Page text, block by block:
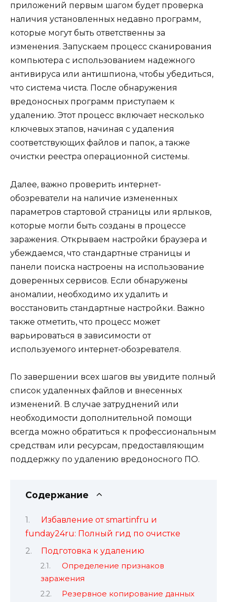
приложений первым шагом будет проверка
наличия установленных недавно программ,
которые могут быть ответственны за
изменения. Запускаем процесс сканирования
компьютера с использованием надежного
антивируса или антишпиона, чтобы убедиться,
что система чиста. После обнаружения
вредоносных программ приступаем к
удалению. Этот процесс включает несколько
ключевых этапов, начиная с удаления
соответствующих файлов и папок, а также
очистки реестра операционной системы.
Далее, важно проверить интернет-
обозреватели на наличие измененных
параметров стартовой страницы или ярлыков,
которые могли быть созданы в процессе
заражения. Открываем настройки браузера и
убеждаемся, что стандартные страницы и
панели поиска настроены на использование
доверенных сервисов. Если обнаружены
аномалии, необходимо их удалить и
восстановить стандартные настройки. Важно
также отметить, что процесс может
варьироваться в зависимости от
используемого интернет-обозревателя.
По завершении всех шагов вы увидите полный
список удаленных файлов и внесенных
изменений. В случае затруднений или
необходимости дополнительной помощи
всегда можно обратиться к профессиональным
средствам или ресурсам, предоставляющим
поддержку по удалению вредоносного ПО.
Содержание
Избавление от smartinfru и
funday24ru: Полный гид по очистке
Подготовка к удалению
Определение признаков
заражения
Резервное копирование данных